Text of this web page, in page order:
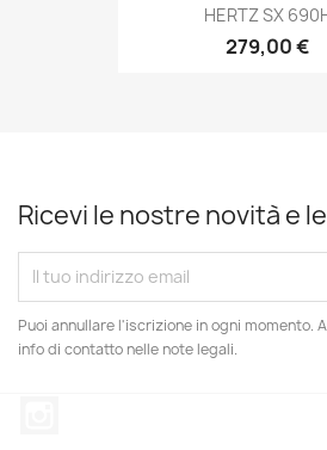
HERTZ SX
279,00 €
Ricevi le nostre novità e
Puoi annullare l'iscrizione in ogni momento.
info di contatto nelle note legali.